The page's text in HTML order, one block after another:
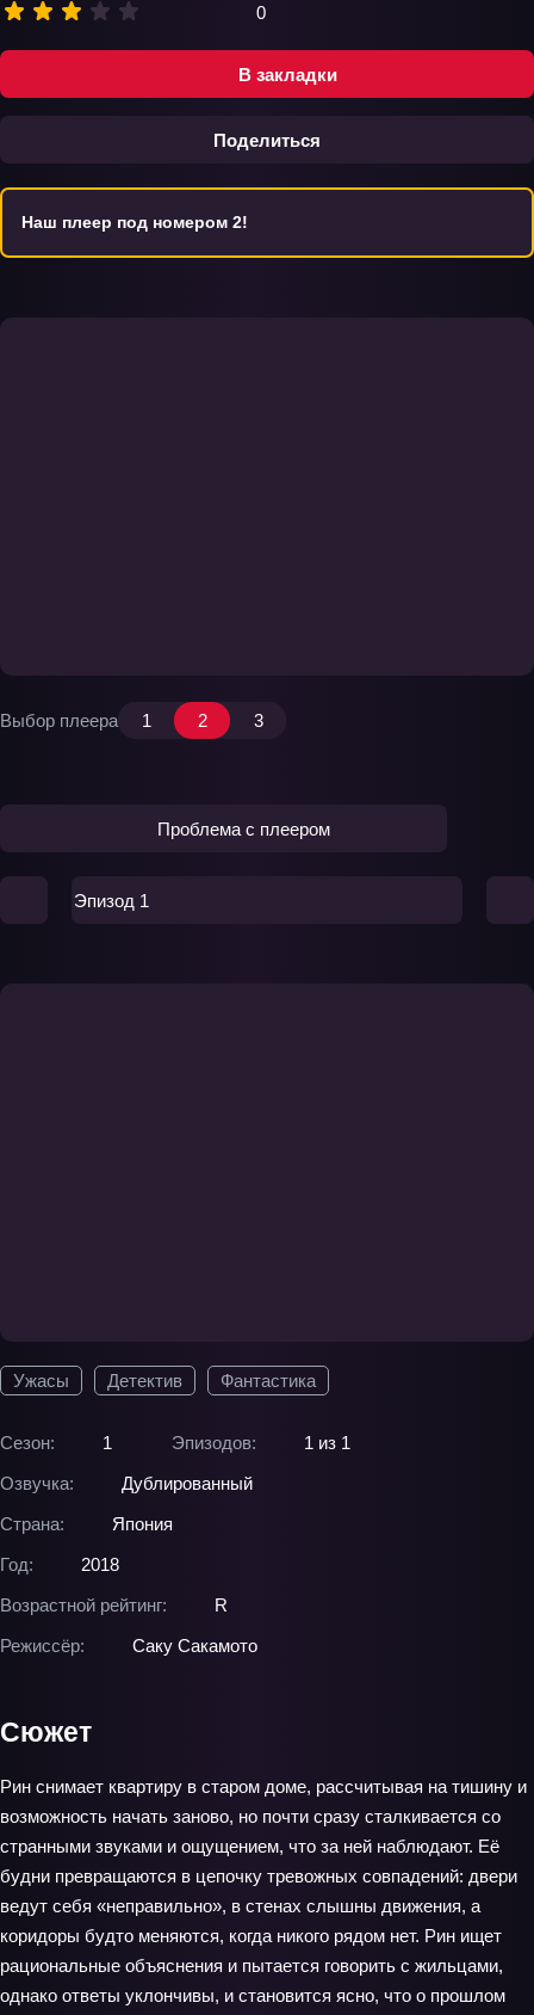
В закладки
Поделиться
0
Ужасы Детектив Фантастика
Сезон: 1 Эпизодов:
1 из 1
Озвучка:
Дублированный
Страна:
Япония
Год:
2018
Возрастной рейтинг:
R
Режиссёр:
Саку Сакамото
Наш плеер под номером 2!
Выбор плеера 1 2 3
Проблема с плеером
Эпизод 1
Сюжет
Рин снимает квартиру в старом доме, рассчитывая на тишину и
возможность начать заново, но почти сразу сталкивается со
странными звуками и ощущением, что за ней наблюдают. Её
будни превращаются в цепочку тревожных совпадений: двери
ведут себя «неправильно», в стенах слышны движения, а
коридоры будто меняются, когда никого рядом нет. Рин ищет
рациональные объяснения и пытается говорить с жильцами,
однако ответы уклончивы, и становится ясно, что о прошлом